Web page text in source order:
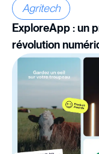
Agritech
ExploreApp : un
révolution